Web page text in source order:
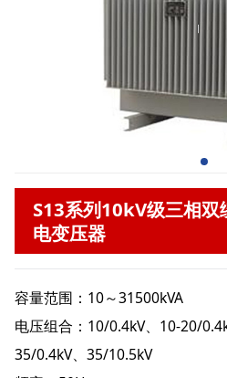
S13系列10kV级三相双
电变压器
容量范围：10～31500kVA
电压组合：10/0.4kV、10-20/
35/0.4kV、35/10.5kV